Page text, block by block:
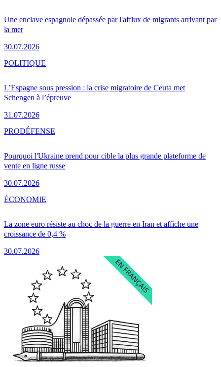
Une enclave espagnole dépassée par l'afflux de migrants arrivant par
la mer
30.07.2026
L’Espagne sous pression : la crise migratoire de Ceuta met
Schengen à l’épreuve
31.07.2026
POLITIQUE
Pourquoi l'Ukraine prend pour cible la plus grande plateforme de
vente en ligne russe
30.07.2026
PRODÉFENSE
La zone euro résiste au choc de la guerre en Iran et affiche une
croissance de 0,4 %
30.07.2026
ÉCONOMIE